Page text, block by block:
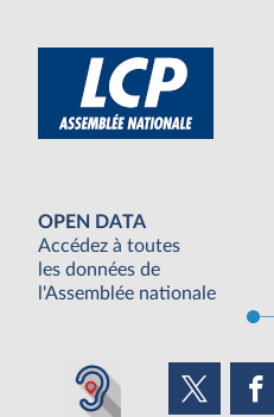
OPEN DATA
Accédez à toutes
les données de
l'Assemblée nationale